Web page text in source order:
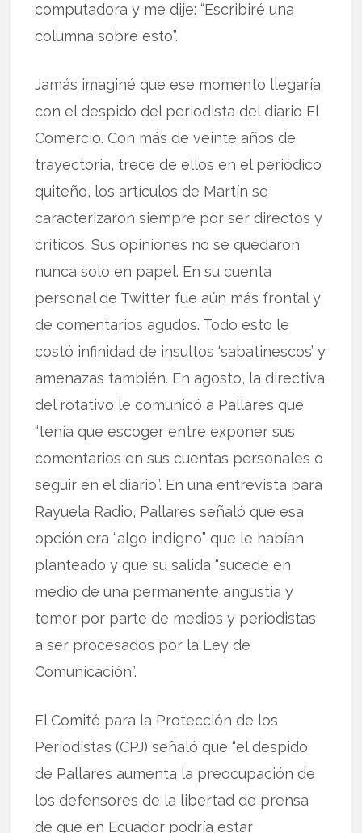
computadora y me dije: “Escribiré una
columna sobre esto”.
Jamás imaginé que ese momento llegaría
con el despido del periodista del diario El
Comercio. Con más de veinte años de
trayectoria, trece de ellos en el periódico
quiteño, los artículos de Martín se
caracterizaron siempre por ser directos y
críticos. Sus opiniones no se quedaron
nunca solo en papel. En su cuenta
personal de Twitter fue aún más frontal y
de comentarios agudos. Todo esto le
costó infinidad de insultos ‘sabatinescos’ y
amenazas también. En agosto, la directiva
del rotativo le comunicó a Pallares que
“tenía que escoger entre exponer sus
comentarios en sus cuentas personales o
seguir en el diario”. En una entrevista para
Rayuela Radio, Pallares señaló que esa
opción era “algo indigno” que le habían
planteado y que su salida “sucede en
medio de una permanente angustia y
temor por parte de medios y periodistas
a ser procesados por la Ley de
Comunicación”.
El Comité para la Protección de los
Periodistas (CPJ) señaló que “el despido
de Pallares aumenta la preocupación de
los defensores de la libertad de prensa
de que en Ecuador podría estar